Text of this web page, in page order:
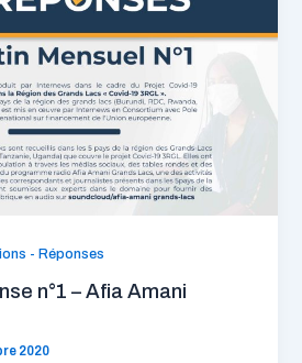
- Réponses
n°1 – Afia Amani
2020